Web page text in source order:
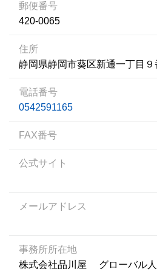
郵便番号
420-0065
住所
静岡県静岡市葵区新通一丁目９
電話番号
0542591165
FAX番号
公式サイト
メールアドレス
事務所所在地
株式会社品川屋 グローバル